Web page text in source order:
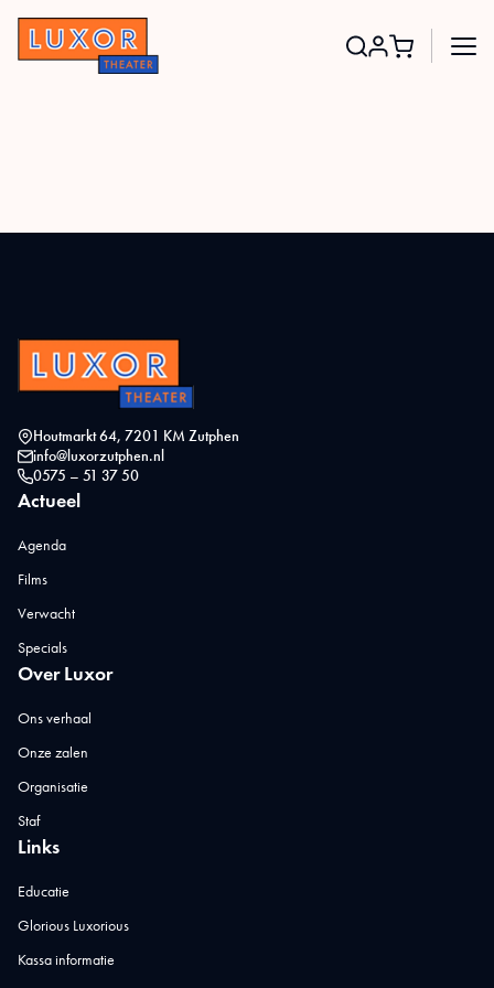
Houtmarkt 64, 7201 KM Zutphen
info@luxorzutphen.nl
0575 – 51 37 50
Actueel
Agenda
Films
Verwacht
Specials
Over Luxor
Ons verhaal
Onze zalen
Organisatie
Staf
Links
Educatie
Glorious Luxorious
Kassa informatie